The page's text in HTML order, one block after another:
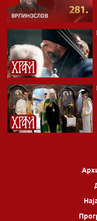
04.00 Час историје
05.30 Храм културе
06.00 Црквена
*најважније вести